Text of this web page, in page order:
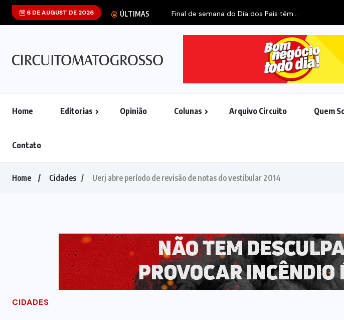
6 DE AUGUST DE 2026 ÚLTIMAS
Home Editorias Opinião Colunas Arquivo Circuito Quem
Contato
Home Cidades Uerj abre período de revisão de notas do vestibular 2014
CIDADES